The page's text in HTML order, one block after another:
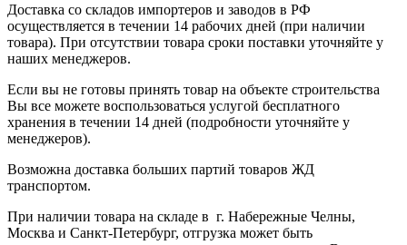
Доставка со складов импортеров и заводов в РФ
осуществляется в течении 14 рабочих дней (при наличии
товара). При отсутствии товара сроки поставки уточняйте у
наших менеджеров.
Если вы не готовы принять товар на объекте строительства
Вы все можете воспользоваться услугой бесплатного
хранения в течении 14 дней (подробности уточняйте у
менеджеров).
Возможна доставка больших партий товаров ЖД
транспортом.
При наличии товара на складе в г. Набережные Челны,
Москва и Санкт-Петербург, отгрузка может быть